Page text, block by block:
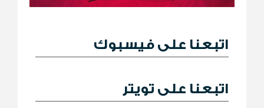
اتبعنا على فيسبوك
اتبعنا على تويتر